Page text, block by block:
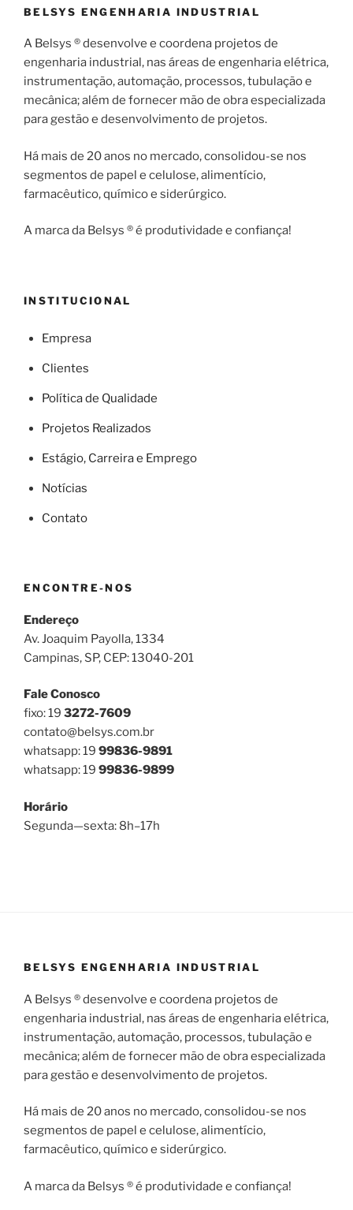
BELSYS ENGENHARIA INDUSTRIAL
A Belsys ® desenvolve e coordena projetos de
engenharia industrial, nas áreas de engenharia elétrica,
instrumentação, automação, processos, tubulação e
mecânica; além de fornecer mão de obra especializada
para gestão e desenvolvimento de projetos.
Há mais de 20 anos no mercado, consolidou-se nos
segmentos de papel e celulose, alimentício,
farmacêutico, químico e siderúrgico.
A marca da Belsys ® é produtividade e confiança!
INSTITUCIONAL
Empresa
Clientes
Política de Qualidade
Projetos Realizados
Estágio, Carreira e Emprego
Notícias
Contato
ENCONTRE-NOS
Endereço
Av. Joaquim Payolla, 1334
Campinas, SP, CEP: 13040-201
Fale Conosco
fixo: 19 3272-7609
contato@belsys.com.br
whatsapp: 19 99836-9891
whatsapp: 19 99836-9899
Horário
Segunda—sexta: 8h–17h
BELSYS ENGENHARIA INDUSTRIAL
A Belsys ® desenvolve e coordena projetos de
engenharia industrial, nas áreas de engenharia elétrica,
instrumentação, automação, processos, tubulação e
mecânica; além de fornecer mão de obra especializada
para gestão e desenvolvimento de projetos.
Há mais de 20 anos no mercado, consolidou-se nos
segmentos de papel e celulose, alimentício,
farmacêutico, químico e siderúrgico.
A marca da Belsys ® é produtividade e confiança!